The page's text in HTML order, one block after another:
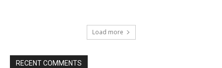
Load more
RECENT COMMENTS